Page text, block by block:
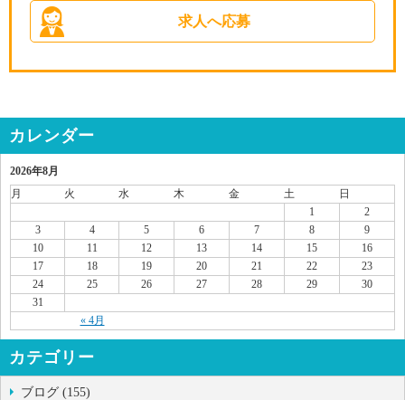
求人へ応募
カレンダー
2026年8月
月
火 水 木 金 土 日
« 4月
1
2
3
4 5 6 7 8
9
10
11 12 13 14 15
16
17
18 19 20 21 22
23
24
25 26 27 28 29
30
31
カテゴリー
ブログ (155)